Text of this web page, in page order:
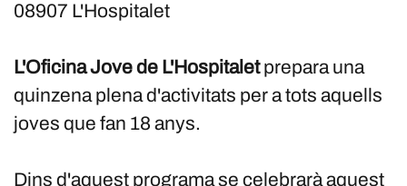
08907 L'Hospitalet
L'Oficina Jove de L'Hospitaletprepara una
quinzena plena d'activitats per a tots aquells
joves que fan 18 anys.
Dins d'aquest programa se celebrarà aquest